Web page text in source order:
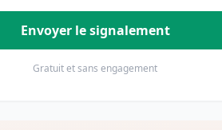
Envoyer le signalement
Gratuit et sans engagement